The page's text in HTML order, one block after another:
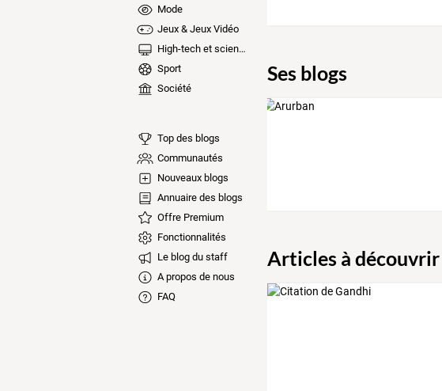
Mode
Jeux & Jeux Vidéo
High-tech et sciences
Sport
Société
Top des blogs
Communautés
Nouveaux blogs
Annuaire des blogs
Offre Premium
Fonctionnalités
Le blog du staff
A propos de nous
FAQ
Ses blogs
Articles à découvrir